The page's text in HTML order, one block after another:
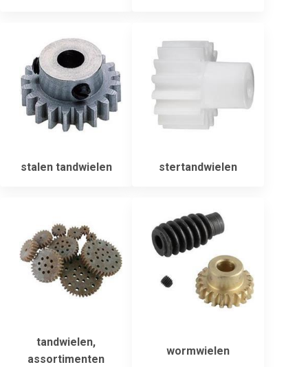
stalen tandwielen stertandwielen
tandwielen,
assortimenten
wormwielen